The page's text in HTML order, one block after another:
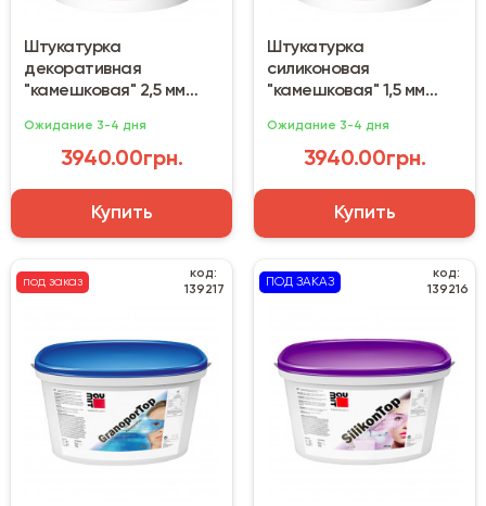
Штукатурка
декоративная
"камешковая" 2,5 мм
Ожидание 3-4 дня
3940.00грн.
Купить
Штукатурка
силиконовая
"камешковая" 1,5 мм
Ожидание 3-4 дня
3940.00грн.
Купить
под заказ
код:
139217
ПОД ЗАКАЗ
код:
139216